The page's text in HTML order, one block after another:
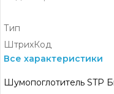
Тип
ШтрихКод
Все характеристики
Шумопоглотитель STP